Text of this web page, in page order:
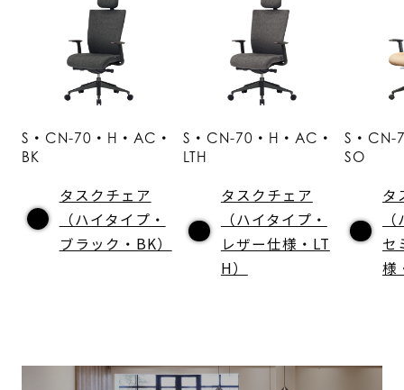
S・CN-70・H・AC・
BK
タスクチェア
（ハイタイプ・
ブラック・BK）
S・CN-70・H・AC・
LTH
タスクチェア
（ハイタイプ・
レザー仕様・LT
H）
S・CN-
SO
タ
セ
様